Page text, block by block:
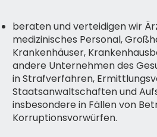
beraten und verteidigen wir
medizinisches Personal,
Krankenhäuser,
andere Unternehmen des
in Strafverfahren,
Staatsanwaltschaften und
insbesondere in Fällen von
Korruptionsvorwürfen.